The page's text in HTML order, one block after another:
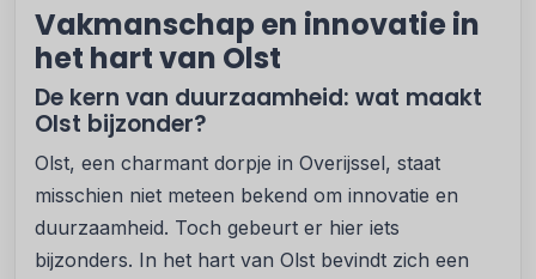
Vakmanschap en innovatie in
het hart van Olst
De kern van duurzaamheid: wat maakt
Olst bijzonder?
Olst, een charmant dorpje in Overijssel, staat
misschien niet meteen bekend om innovatie en
duurzaamheid. Toch gebeurt er hier iets
bijzonders. In het hart van Olst bevindt zich een